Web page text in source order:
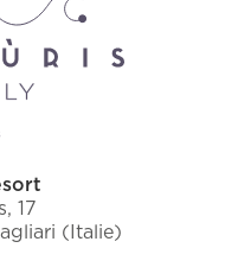
17
(Italie)